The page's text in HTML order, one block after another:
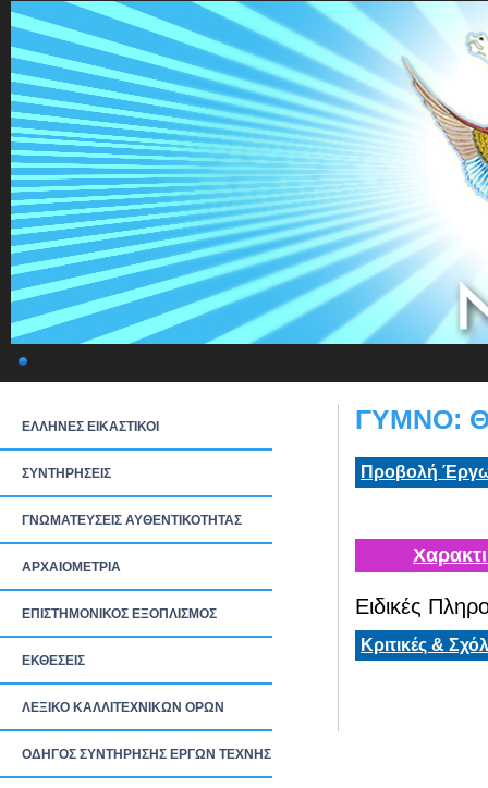
ΕΛΛΗΝΕΣ ΕΙΚΑΣΤΙΚΟΙ
ΣΥΝΤΗΡΗΣΕΙΣ
ΓΝΩΜΑΤΕΥΣΕΙΣ ΑΥΘΕΝΤΙΚΟΤΗΤΑΣ
ΑΡΧΑΙΟΜΕΤΡΙΑ
ΕΠΙΣΤΗΜΟΝΙΚΟΣ ΕΞΟΠΛΙΣΜΟΣ
ΕΚΘΕΣΕΙΣ
ΛΕΞΙΚΟ ΚΑΛΛΙΤΕΧΝΙΚΩΝ ΟΡΩΝ
ΟΔΗΓΟΣ ΣΥΝΤΗΡΗΣΗΣ ΕΡΓΩΝ ΤΕΧΝΗΣ
ΓΥΜΝΟ:
Προβολή
Ειδικές
Κριτικές &